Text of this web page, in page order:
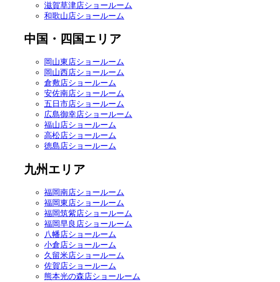
滋賀草津店ショールーム
和歌山店ショールーム
中国・四国エリア
岡山東店ショールーム
岡山西店ショールーム
倉敷店ショールーム
安佐南店ショールーム
五日市店ショールーム
広島御幸店ショールーム
福山店ショールーム
高松店ショールーム
徳島店ショールーム
九州エリア
福岡南店ショールーム
福岡東店ショールーム
福岡筑紫店ショールーム
福岡早良店ショールーム
八幡店ショールーム
小倉店ショールーム
久留米店ショールーム
佐賀店ショールーム
熊本光の森店ショールーム